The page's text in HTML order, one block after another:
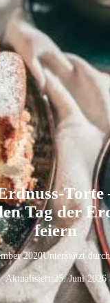
Torte
Tag der
feiern
2020Unterstützt
Aktualisiert:25. Juni 2026